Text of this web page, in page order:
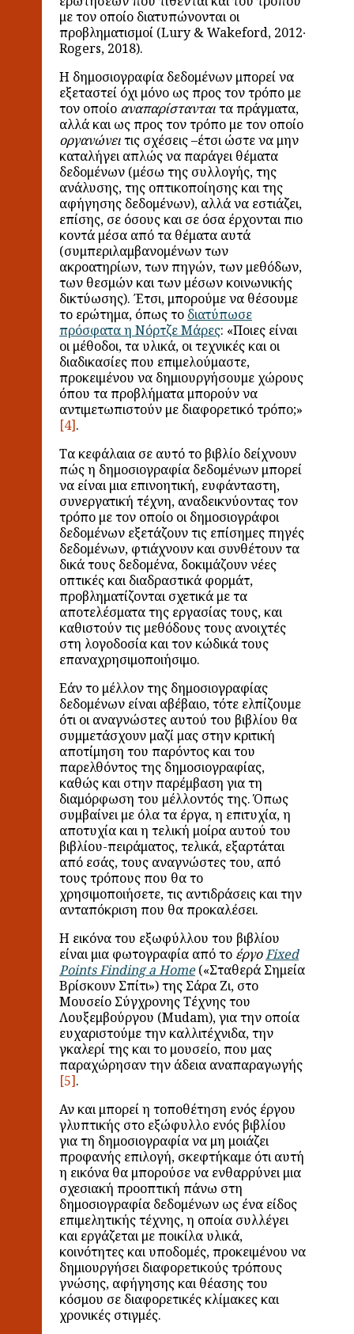
με τον οποίο διατυπώνονται οι
προβληματισμοί (Lury & Wakeford, 2012∙
Rogers, 2018).
Η δημοσιογραφία δεδομένων μπορεί να
εξεταστεί όχι μόνο ως προς τον τρόπο με
τον οποίο αναπαρίστανταιτα πράγματα,
αλλά και ως προς τον τρόπο με τον οποίο
οργανώνειτις σχέσεις –έτσι ώστε να μην
καταλήγει απλώς να παράγει θέματα
δεδομένων (μέσω της συλλογής, της
ανάλυσης, της οπτικοποίησης και της
αφήγησης δεδομένων), αλλά να εστιάζει,
επίσης, σε όσους και σε όσα έρχονται πιο
κοντά μέσα από τα θέματα αυτά
(συμπεριλαμβανομένων των
ακροατηρίων, των πηγών, των μεθόδων,
των θεσμών και των μέσων κοινωνικής
δικτύωσης). Έτσι, μπορούμε να θέσουμε
το ερώτημα, όπως το διατύπωσε
πρόσφατα η Νόρτζε Μάρες: «Ποιες είναι
οι μέθοδοι, τα υλικά, οι τεχνικές και οι
διαδικασίες που επιμελούμαστε,
προκειμένου να δημιουργήσουμε χώρους
όπου τα προβλήματα μπορούν να
αντιμετωπιστούν με διαφορετικό τρόπο;»
.
Τα κεφάλαια σε αυτό το βιβλίο δείχνουν
πώς η δημοσιογραφία δεδομένων μπορεί
να είναι μια επινοητική, ευφάνταστη,
συνεργατική τέχνη, αναδεικνύοντας τον
τρόπο με τον οποίο οι δημοσιογράφοι
δεδομένων εξετάζουν τις επίσημες πηγές
δεδομένων, φτιάχνουν και συνθέτουν τα
δικά τους δεδομένα, δοκιμάζουν νέες
οπτικές και διαδραστικά φορμάτ,
προβληματίζονται σχετικά με τα
αποτελέσματα της εργασίας τους, και
καθιστούν τις μεθόδους τους ανοιχτές
στη λογοδοσία και τον κώδικά τους
επαναχρησιμοποιήσιμο.
Εάν το μέλλον της δημοσιογραφίας
δεδομένων είναι αβέβαιο, τότε ελπίζουμε
ότι οι αναγνώστες αυτού του βιβλίου θα
συμμετάσχουν μαζί μας στην κριτική
αποτίμηση του παρόντος και του
παρελθόντος της δημοσιογραφίας,
καθώς και στην παρέμβαση για τη
διαμόρφωση του μέλλοντός της. Όπως
συμβαίνει με όλα τα έργα, η επιτυχία, η
αποτυχία και η τελική μοίρα αυτού του
βιβλίου-πειράματος, τελικά, εξαρτάται
από εσάς, τους αναγνώστες του, από
τους τρόπους που θα το
χρησιμοποιήσετε, τις αντιδράσεις και την
ανταπόκριση που θα προκαλέσει.
Η εικόνα του εξωφύλλου του βιβλίου
είναι μια φωτογραφία από το έργοFixed
Points Finding a Home («Σταθερά Σημεία
Βρίσκουν Σπίτι») της Σάρα Ζι, στο
Μουσείο Σύγχρονης Τέχνης του
Λουξεμβούργου (Mudam), για την οποία
ευχαριστούμε την καλλιτέχνιδα, την
γκαλερί της και το μουσείο, που μας
παραχώρησαν την άδεια αναπαραγωγής
.
Αν και μπορεί η τοποθέτηση ενός έργου
γλυπτικής στο εξώφυλλο ενός βιβλίου
για τη δημοσιογραφία να μη μοιάζει
προφανής επιλογή, σκεφτήκαμε ότι αυτή
η εικόνα θα μπορούσε να ενθαρρύνει μια
σχεσιακή προοπτική πάνω στη
δημοσιογραφία δεδομένων ως ένα είδος
επιμελητικής τέχνης, η οποία συλλέγει
και εργάζεται με ποικίλα υλικά,
κοινότητες και υποδομές, προκειμένου να
δημιουργήσει διαφορετικούς τρόπους
γνώσης, αφήγησης και θέασης του
κόσμου σε διαφορετικές κλίμακες και
χρονικές στιγμές.